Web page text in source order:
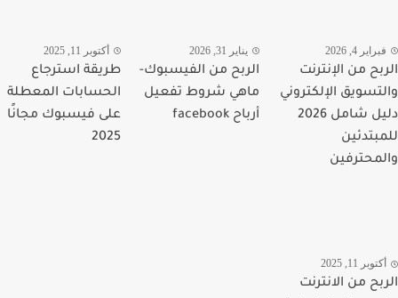
4, 2026
من الإنترنت
الإلكتروني
دليل شامل 2026
يناير 31, 2026
الربح من الفيسبوك-
ماهي شروط تفعيل
أرباح facebook
أكتوبر 11, 2025
طريقة استرجاع
الحسابات المعطلة
على فيسبوك مجانًا
2025
11, 2025
من الانترنت